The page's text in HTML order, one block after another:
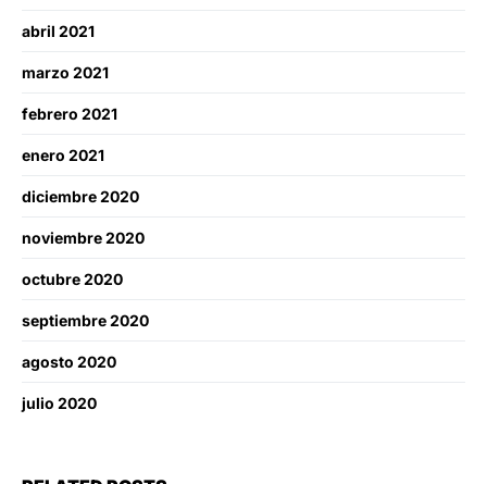
abril 2021
marzo 2021
febrero 2021
enero 2021
diciembre 2020
noviembre 2020
octubre 2020
septiembre 2020
agosto 2020
julio 2020